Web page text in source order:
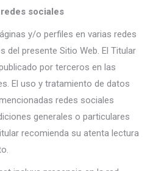
sociales
y/o perfiles en varias redes
del presente Sitio Web. El Titular
por terceros en las
El uso y tratamiento de datos
redes sociales
generales o particulares
recomienda su atenta lectura